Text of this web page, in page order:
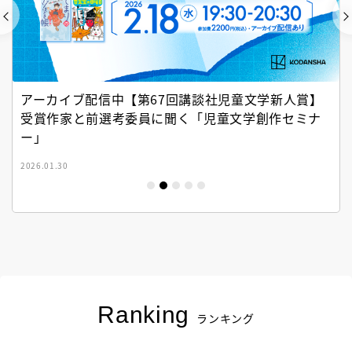
アーカイブ配信中【第67回講談社児童文学新人賞】
受賞作家と前選考委員に聞く「児童文学創作セミナ
ー」
2026.01.30
Ranking ランキング